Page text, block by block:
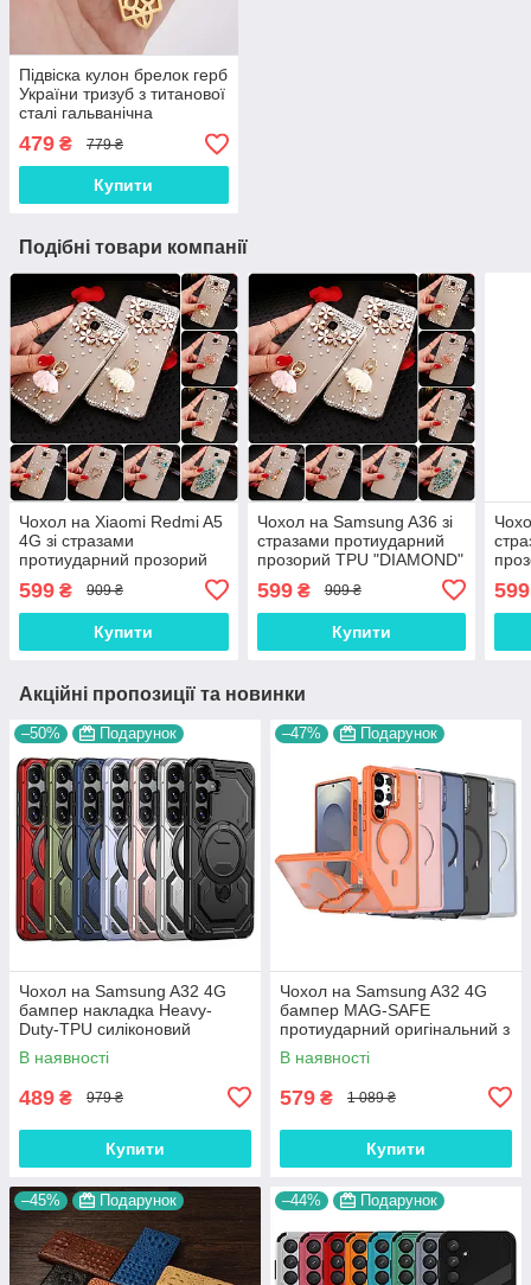
Підвіска кулон брелок герб
України тризуб з титанової
сталі гальванічна
карат (19,9*30,2мм)
479 ₴ 779 ₴
Купити
Подібні товари компанії
Чохол на Xiaomi Redmi A5
4G зі стразами
протиударний прозорий
599 ₴ 909 ₴
Купити
Чохол на Samsung A36 зі
стразами протиударний
прозорий TPU "DIAMOND"
599₴ 909 ₴
Купити
599
Акційні пропозиції та новинки
–50% Подарунок
Чохол на Samsung A32 4G
бампер накладка Heavy-
Duty-TPU силіконовий
протиударний оригінальний з
підставкою "STRYKER
В наявності
489 ₴ 979 ₴
Купити
–47% Подарунок
Чохол на Samsung A32 4G
бампер MAG-SAFE
протиударний оригінальний з
підставкою матовий
антивідбиток "MATRIX
В наявності
579 ₴ 1 089 ₴
Купити
–45% Подарунок –44% Подарунок